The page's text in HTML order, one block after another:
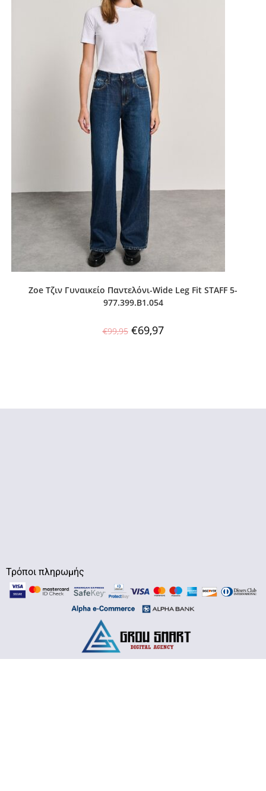
Zoe Τζιν Γυναικείο Παντελόνι-Wide Leg Fit STAFF 5-
977.399.B1.054
€99,95 €69,97
Τρόποι πληρωμής